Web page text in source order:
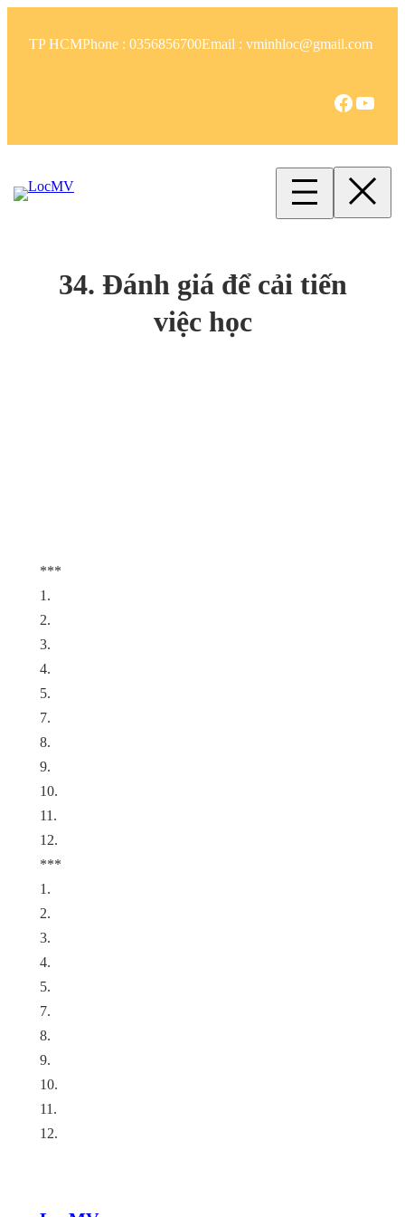
TP HCMPhone : 0356856700Email : vminhloc@gmail.com
Facebook YouTube
34. Đánh giá để cải tiến
việc học
***
1.
2.
3.
4.
5.
7.
8.
9.
10.
11.
12.
***
1.
2.
3.
4.
5.
7.
8.
9.
10.
11.
12.